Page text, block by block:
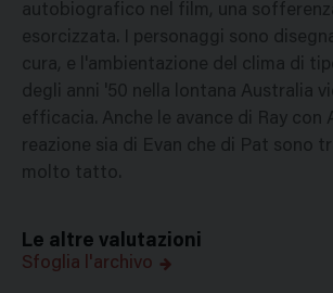
autobiografico nel film, una
esorcizzata. I personaggi sono
cura, e l'ambientazione del clima di
degli anni '50 nella lontana Australia
efficacia. Anche le avance di Ray con
reazione sia di Evan che di Pat sono
molto tatto.
Le altre valutazioni
Sfoglia l'archivo